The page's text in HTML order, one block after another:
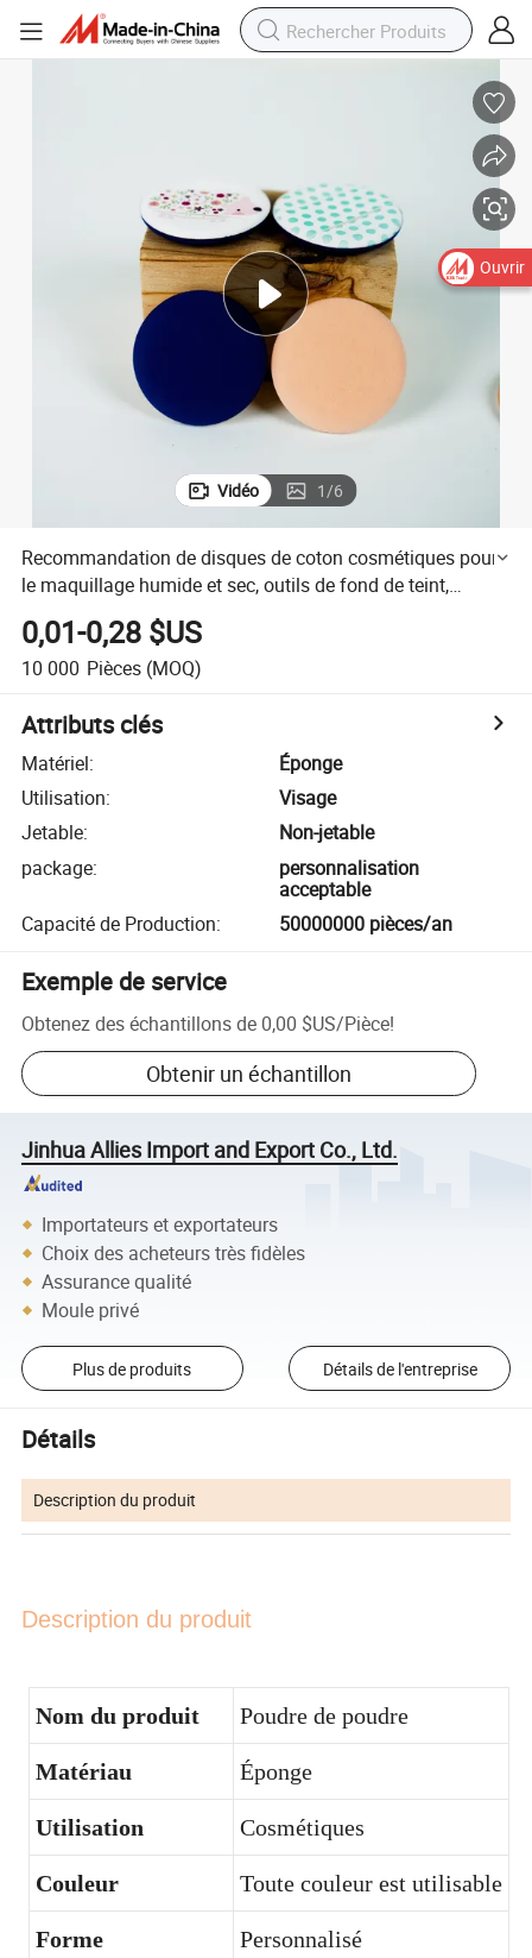
Vidéo 1/6
Recommandation de disques de coton cosmétiques pour
le maquillage humide et sec, outils de fond de teint,
éponges de beauté, coussin cosmétique
0,01-0,28 $US
10 000 Pièces (MOQ)
Attributs clés
Matériel:
Éponge
Utilisation:
Visage
Jetable:
Non-jetable
package:
personnalisation
acceptable
Capacité de Production: 50000000 pièces/an
Exemple de service
Obtenez des échantillons de 0,00 $US/Pièce!
Obtenir un échantillon
Jinhua Allies Import and Export Co., Ltd.
Importateurs et exportateurs
Choix des acheteurs très fidèles
Assurance qualité
Moule privé
Plus de produits Détails de l'entreprise
Détails
Description du produit
Description du produit
Nom du produit Poudre de poudre
Matériau Éponge
Utilisation Cosmétiques
Couleur Toute couleur est utilisable
Forme Personnalisé
Ouvrir